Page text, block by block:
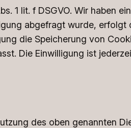
1 lit. f DSGVO. Wir haben
abgefragt wurde,
die Speicherung von
Die Einwilligung ist
des oben genannten